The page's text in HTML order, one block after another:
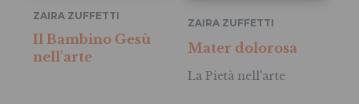
ZAIRA ZUFFETTI
Il Bambino Gesù
nell'arte
ZAIRA ZUFFETTI
Mater dolorosa
La Pietà nell'arte